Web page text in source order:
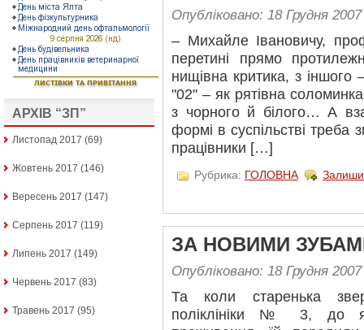
АРХІВ “ЗП”
Листопад 2017 (69)
Жовтень 2017 (146)
Вересень 2017 (147)
Серпень 2017 (119)
Липень 2017 (149)
Червень 2017 (83)
Травень 2017 (95)
Опубліковано: 18 Грудня 2007
– Михайле Івановичу,
перетині прямо
нищівна критика, з іншого
"02" – як рятівна
з чорного й білого… А
формі в суспільстві
працівники […]
Рубрика: ГОЛОВНА
ЗА НОВИМИ
Опубліковано: 18 Грудня 2007
Та коли старенька
поліклініки № 3, до